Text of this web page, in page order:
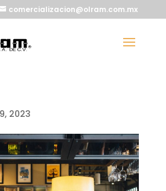
comercializacion@olram.com.mx
2023